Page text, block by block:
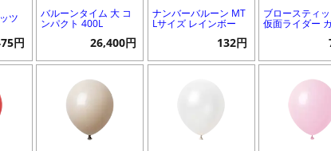
ツ
円
バルーンタイム 大 コ
ンパクト 400L
26,400円
ナンバーバルーン MT
Lサイズ レインボー
132円
ブロースティ
仮面ライダー